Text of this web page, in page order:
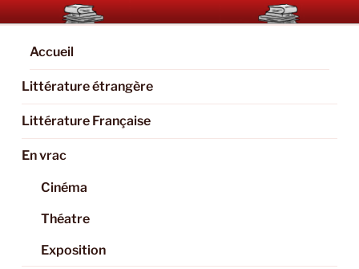
Aller
au
contenu
principal
BOOKAHOLIC.PARIS
Blog Littéraire et Culturel
Accueil
Littérature étrangère
Littérature Française
En vrac
Cinéma
Théatre
Exposition